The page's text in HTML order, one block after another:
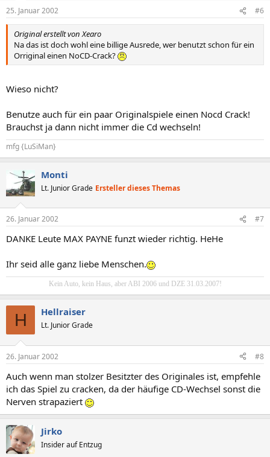
25. Januar 2002 #6
Original erstellt von Xearo
Na das ist doch wohl eine billige Ausrede, wer benutzt schon für ein
Orriginal einen NoCD-Crack?
Wieso nicht?
Benutze auch für ein paar Originalspiele einen Nocd Crack!
Brauchst ja dann nicht immer die Cd wechseln!
mfg {LuSiMan}
Monti
Lt. Junior Grade Ersteller dieses Themas
26. Januar 2002 #7
DANKE Leute MAX PAYNE funzt wieder richtig. HeHe
Ihr seid alle ganz liebe Menschen.
Kein Auto, kein Haus, aber ABI 2006 und DZE 31.03.2007!
H Hellraiser
Lt. Junior Grade
26. Januar 2002 #8
Auch wenn man stolzer Besitzter des Originales ist, empfehle
ich das Spiel zu cracken, da der häufige CD-Wechsel sonst die
Nerven strapaziert
Jirko
Insider auf Entzug